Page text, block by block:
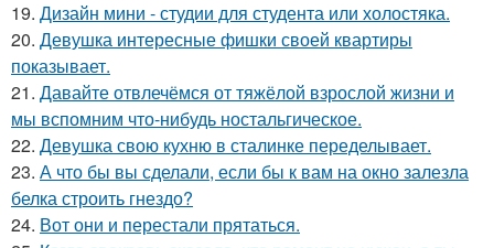
19. Дизайн мини - студии для студента или холостяка.
20. Девушка интересные фишки своей квартиры
показывает.
21. Давайте отвлечёмся от тяжёлой взрослой жизни и
мы вспомним что-нибудь ностальгическое.
22. Девушка свою кухню в сталинке переделывает.
23. А что бы вы сделали, если бы к вам на окно залезла
белка строить гнездо?
24. Вот они и перестали прятаться.